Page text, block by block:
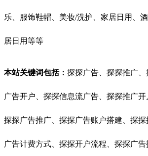
乐、服饰鞋帽、美妆/洗护、家居日用、
居日用等等
本站关键词包括： 探探广告、探探推广
广告开户、探探信息流广告、探探推广开
探探广告推广、探探广告账户搭建、探
广告计费方式、探探开户流程、探探广